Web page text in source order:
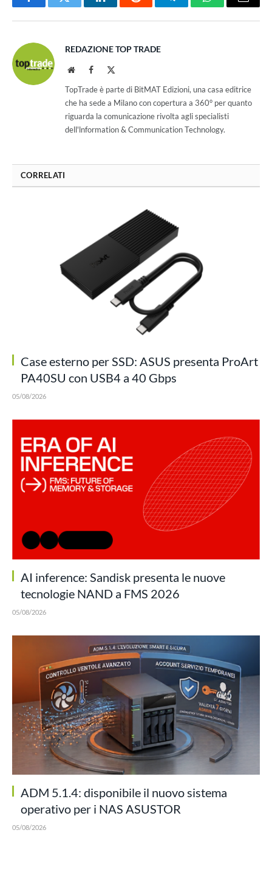
FacebookTwitter LinkedInReddit TelegramWhatsAppEmail
REDAZIONE TOP TRADE
WebsiteFacebook
TopTrade è parte di BitMAT Edizioni, una casa editrice
che ha sede a Milano con copertura a 360° per quanto
riguarda la comunicazione rivolta agli specialisti
dell'lnformation & Communication Technology.
CORRELATI
Case esterno per SSD: ASUS presenta ProArt
PA40SU con USB4 a 40 Gbps
05/08/2026
AI inference: Sandisk presenta le nuove
tecnologie NAND a FMS 2026
05/08/2026
ADM 5.1.4: disponibile il nuovo sistema
operativo per i NAS ASUSTOR
05/08/2026